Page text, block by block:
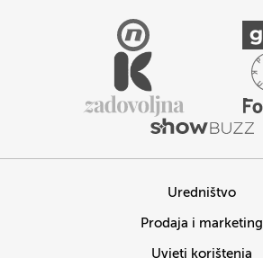
Uredništvo
Prodaja i marketing
Uvjeti korištenja